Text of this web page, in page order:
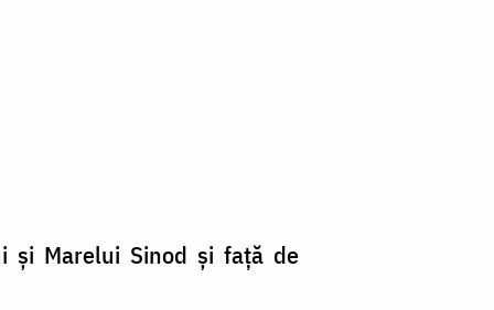
și Marelui Sinod și față de